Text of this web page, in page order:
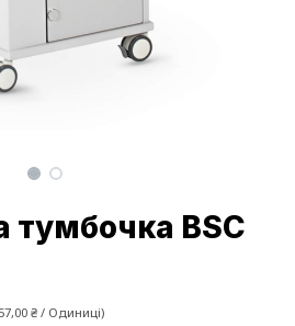
тумбочка BSC
₴ / Одиниці)